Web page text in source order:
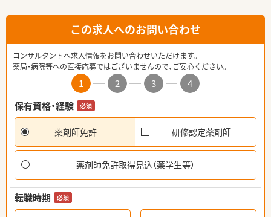
この求人へのお問い合わせ
コンサルタントへ求人情報をお問い合わせいただけます。
薬局・病院等への直接応募ではございませんので、ご安心ください。
1 2 3
4
保有資格・経験
必須
薬剤師免許 研修認定薬剤師
薬剤師免許取得見込（薬学生等）
転職時期 必須